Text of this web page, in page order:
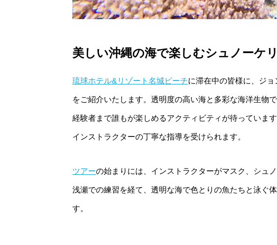
美しい沖縄の海で楽しむシュノーケ
琉球ホテル&リゾート名城ビーチに滞在中の皆様に、ジ
をご紹介いたします。透明度の高い海と多彩な海洋生物
経験者まで誰もが楽しめるアクティビティが待っていま
インストラクターの丁寧な指導を受けられます。
ツアーの始まりには、インストラクターがマスク、シュ
浅瀬での練習を経て、透明な海で色とりの魚たちと泳ぐ
す。